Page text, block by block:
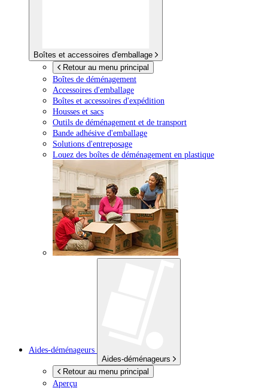
Boîtes et accessoires d'emballage
Retour au menu principal
Boîtes de déménagement
Accessoires d'emballage
Boîtes et accessoires d'expédition
Housses et sacs
Outils de déménagement et de transport
Bande adhésive d'emballage
Solutions d'entreposage
Louez des boîtes de déménagement en plastique
Aides-déménageurs
Aides-déménageurs
Retour au menu principal
Aperçu